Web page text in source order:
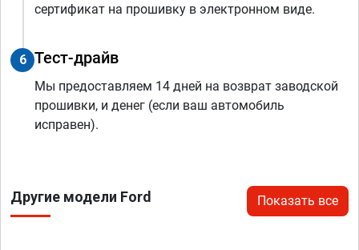
сертификат на прошивку в электронном виде.
6 Тест-драйв
Мы предоставляем 14 дней на возврат заводской
прошивки, и денег (если ваш автомобиль
исправен).
Другие модели Ford Показать все